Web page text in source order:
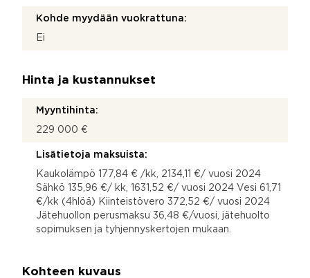
Kohde myydään vuokrattuna:
Ei
Hinta ja kustannukset
Myyntihinta:
229 000 €
Lisätietoja maksuista:
Kaukolämpö 177,84 € /kk, 2134,11 €/ vuosi 2024
Sähkö 135,96 €/ kk, 1631,52 €/ vuosi 2024 Vesi 61,71
€/kk (4hlöä) Kiinteistövero 372,52 €/ vuosi 2024
Jätehuollon perusmaksu 36,48 €/vuosi, jätehuolto
sopimuksen ja tyhjennyskertojen mukaan.
Kohteen kuvaus